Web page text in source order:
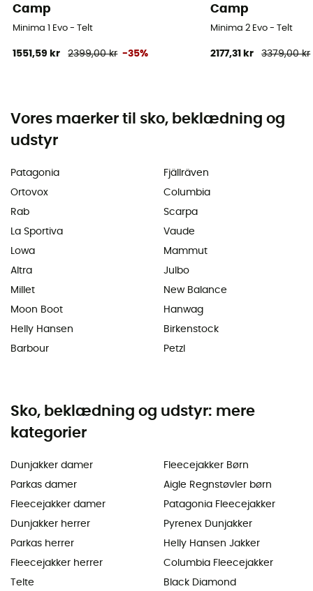
Camp
Minima 1 Evo - Telt
1551,59 kr 2399,00 kr -35%
Camp
Minima 2 Evo - Telt
2177,31 kr 3379,00 kr
Vores maerker til sko, beklædning og
udstyr
Patagonia
Ortovox
Rab
La Sportiva
Lowa
Altra
Millet
Moon Boot
Helly Hansen
Barbour
Fjällräven
Columbia
Scarpa
Vaude
Mammut
Julbo
New Balance
Hanwag
Birkenstock
Petzl
Sko, beklædning og udstyr: mere
kategorier
Dunjakker damer
Parkas damer
Fleecejakker damer
Dunjakker herrer
Parkas herrer
Fleecejakker herrer
Telte
Fleecejakker Børn
Aigle Regnstøvler børn
Patagonia Fleecejakker
Pyrenex Dunjakker
Helly Hansen Jakker
Columbia Fleecejakker
Black Diamond